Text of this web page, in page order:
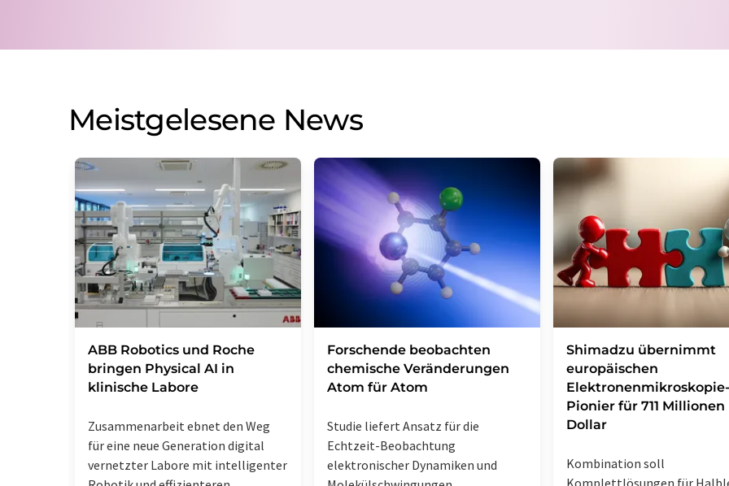
Meistgelesene News
​​​​​​​ABB Robotics und Roche
bringen Physical AI in
klinische Labore
Zusammenarbeit ebnet den Weg
für eine neue Generation digital
vernetzter Labore mit intelligenter
Forschende beobachten
chemische Veränderungen
Atom für Atom
Studie liefert Ansatz für die
Echtzeit-Beobachtung
elektronischer Dynamiken und
Shimadzu übernimmt
europäischen
Elektronenmikroskopie-
Pionier für 711 Millionen
Dollar
Kombination soll
Komplettlösungen für